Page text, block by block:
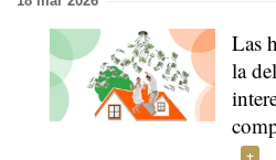
Las
la